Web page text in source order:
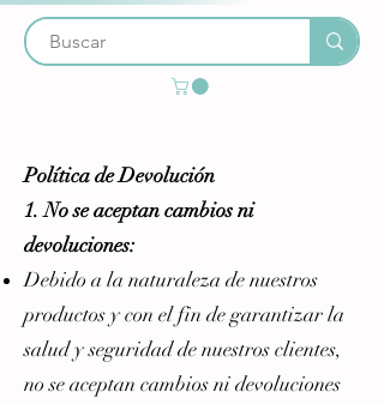
Política de Devolución
1. No se aceptan cambios ni
devoluciones:
Debido a la naturaleza de nuestros
productos y con el fin de garantizar la
salud y seguridad de nuestros clientes,
no se aceptan cambios ni devoluciones